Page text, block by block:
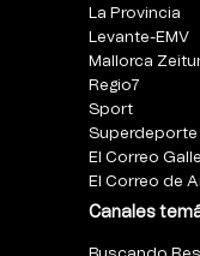
La Provincia
Levante-EMV
Mallorca
Regio7
Sport
Superdeporte
El Correo
El Correo de
Canales